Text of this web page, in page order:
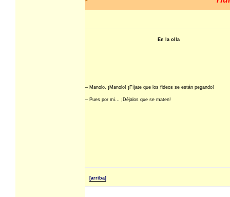
En la olla
– Manolo, ¡Manolo! ¡Fíjate que los fideos se están pegando!
– Pues por mi… ¡Déjalos que se maten!
[arriba]